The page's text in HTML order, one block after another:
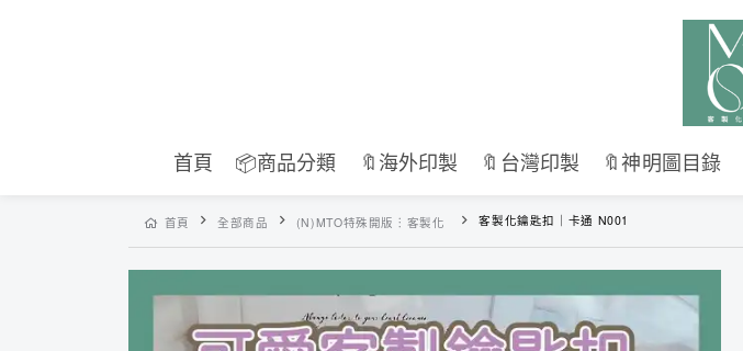
首頁 📦商品分類 🔖海外印製 🔖台灣印製 🔖神明圖目錄
首頁 全部商品 (N)MTO特殊開版︙客製化 客製化鑰匙扣｜卡通 N001